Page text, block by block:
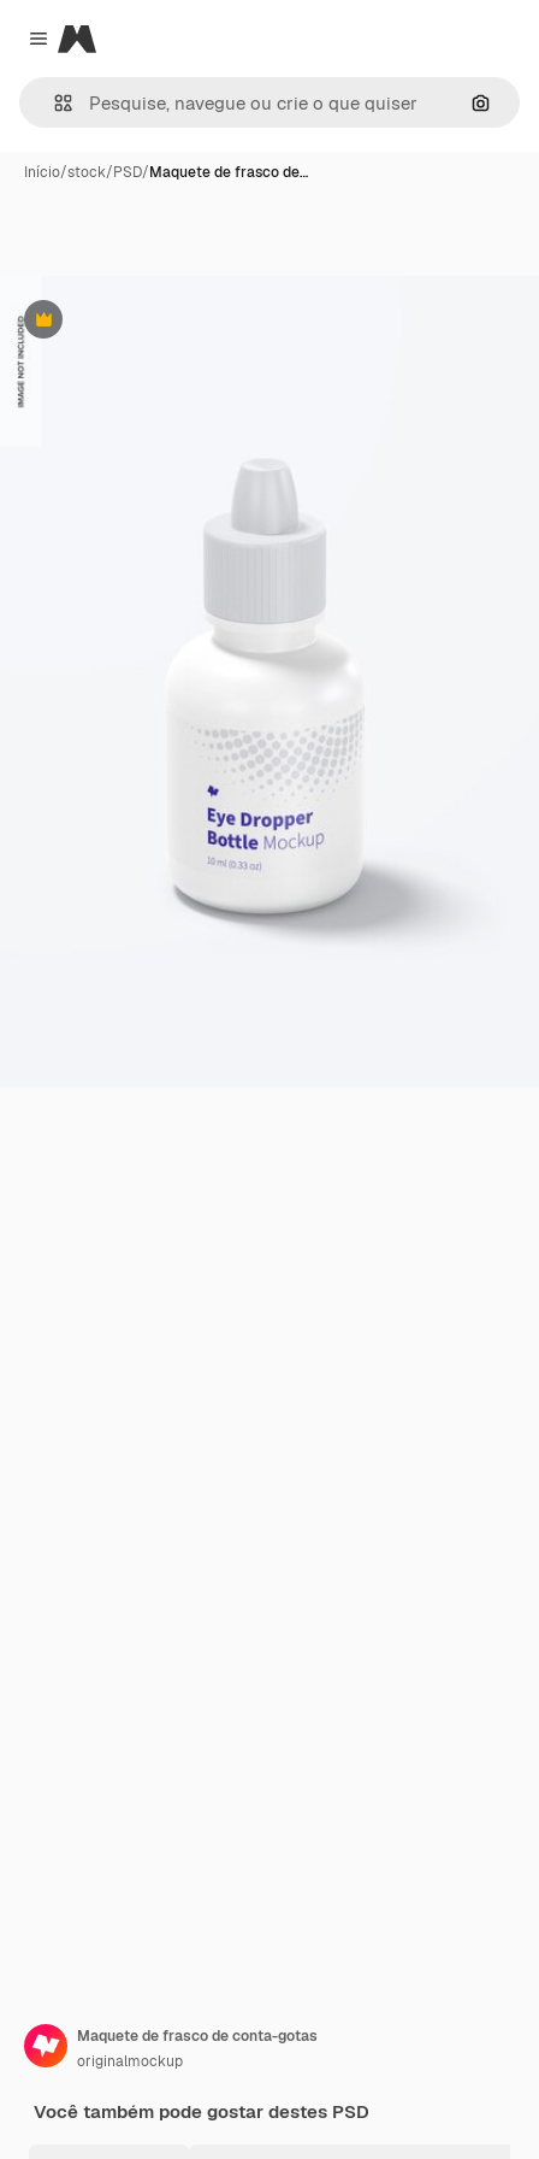
Close menu
Magnific
Início/stock/PSD/Maquete de frasco de…
Premium
Maquete de frasco de conta-gotas
originalmockup
Você também pode gostar destes PSD